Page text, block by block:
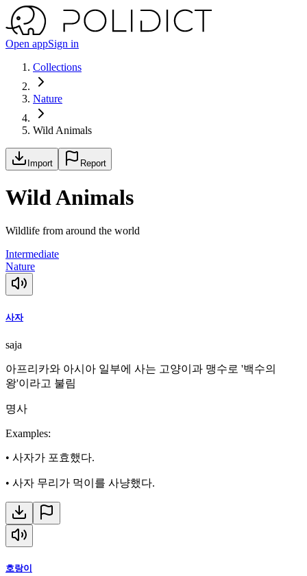
Open appSign in
Collections
Nature
Wild Animals
Import Report
Wild Animals
Wildlife from around the world
Intermediate
Nature
사자
saja
아프리카와 아시아 일부에 사는 고양이과 맹수로 '백수의
왕'이라고 불림
명사
Examples:
• 사자가 포효했다.
• 사자 무리가 먹이를 사냥했다.
호랑이